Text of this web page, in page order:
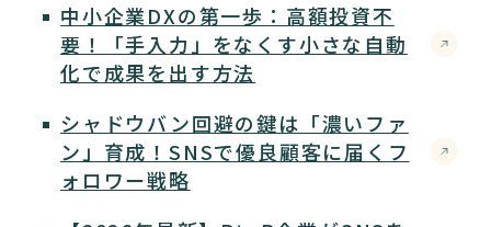
中小企業DXの第一歩：高額投資不
要！「手入力」をなくす小さな自動
化で成果を出す方法
シャドウバン回避の鍵は「濃いファ
ン」育成！SNSで優良顧客に届くフ
ォロワー戦略